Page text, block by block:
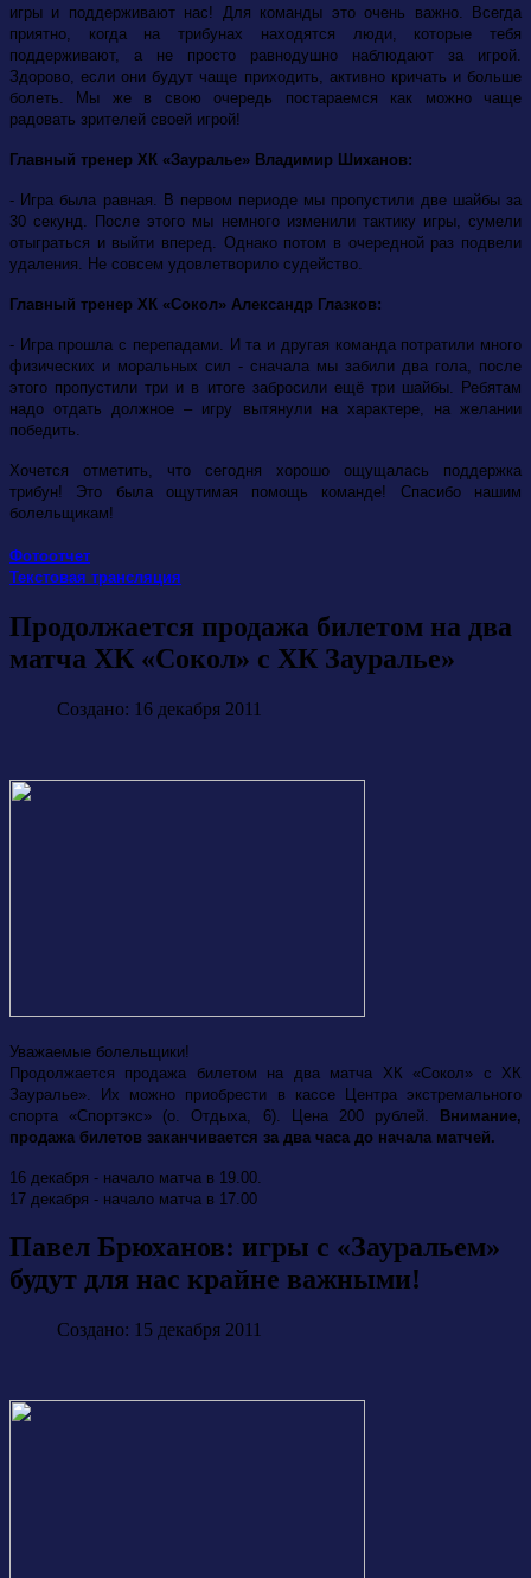
игры и поддерживают нас! Для команды это очень важно. Всегда
приятно, когда на трибунах находятся люди, которые тебя
поддерживают, а не просто равнодушно наблюдают за игрой.
Здорово, если они будут чаще приходить, активно кричать и больше
болеть. Мы же в свою очередь постараемся как можно чаще
радовать зрителей своей игрой!
Главный тренер ХК «Зауралье» Владимир Шиханов:
- Игра была равная. В первом периоде мы пропустили две шайбы за
30 секунд. После этого мы немного изменили тактику игры, сумели
отыграться и выйти вперед. Однако потом в очередной раз подвели
удаления. Не совсем удовлетворило судейство.
Главный тренер ХК «Сокол» Александр Глазков:
- Игра прошла с перепадами. И та и другая команда потратили много
физических и моральных сил - сначала мы забили два гола, после
этого пропустили три и в итоге забросили ещё три шайбы. Ребятам
надо отдать должное – игру вытянули на характере, на желании
победить.
Хочется отметить, что сегодня хорошо ощущалась поддержка
трибун! Это была ощутимая помощь команде! Спасибо нашим
болельщикам!
Фотоотчет
Текстовая трансляция
Продолжается продажа билетом на два
матча ХК «Сокол» с ХК Зауралье»
Создано: 16 декабря 2011
Уважаемые болельщики!
Продолжается продажа билетом на два матча ХК «Сокол» с ХК
Зауралье». Их можно приобрести в кассе Центра экстремального
спорта «Спортэкс» (о. Отдыха, 6). Цена 200 рублей. Внимание,
продажа билетов заканчивается за два часа до начала матчей.
16 декабря - начало матча в 19.00.
17 декабря - начало матча в 17.00
Павел Брюханов: игры с «Зауральем»
будут для нас крайне важными!
Создано: 15 декабря 2011